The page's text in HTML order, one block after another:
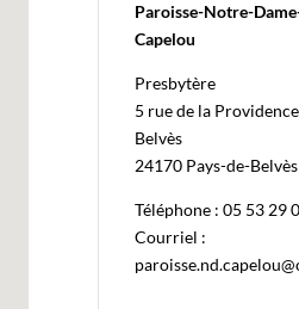
Paroisse-Notre-
Capelou
Presbytère
5 rue de la Providence
Belvès
24170 Pays-de-Belvès
Téléphone : 05 53 29
Courriel :